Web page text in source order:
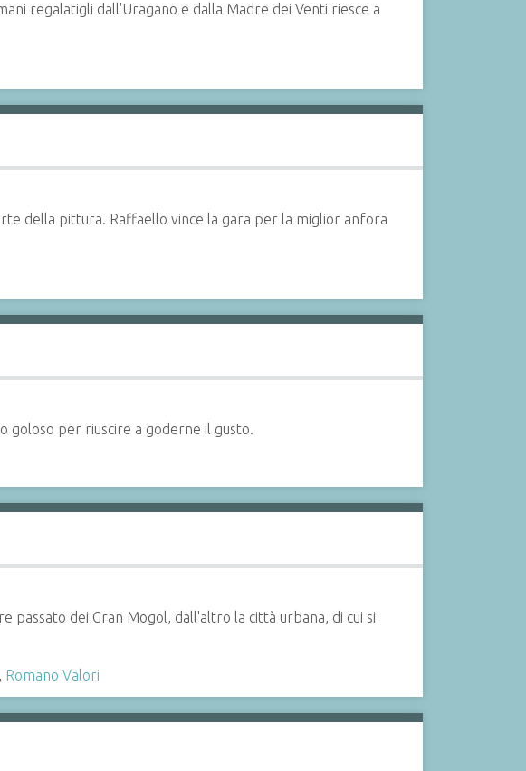
regalatigli dall'Uragano e dalla Madre dei Venti riesce a
della pittura. Raffaello vince la gara per la miglior anfora
goloso per riuscire a goderne il gusto.
passato dei Gran Mogol, dall'altro la città urbana, di cui si
, Romano Valori